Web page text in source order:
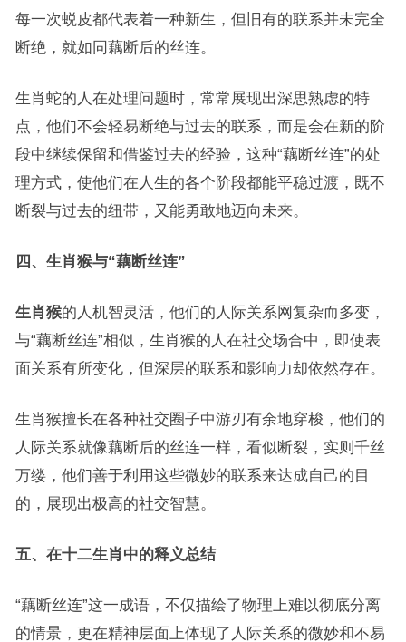
每一次蜕皮都代表着一种新生，但旧有的联系并未完全
断绝，就如同藕断后的丝连。
生肖蛇的人在处理问题时，常常展现出深思熟虑的特
点，他们不会轻易断绝与过去的联系，而是会在新的阶
段中继续保留和借鉴过去的经验，这种“藕断丝连”的处
理方式，使他们在人生的各个阶段都能平稳过渡，既不
断裂与过去的纽带，又能勇敢地迈向未来。
四、生肖猴与“藕断丝连”
生肖猴的人机智灵活，他们的人际关系网复杂而多变，
与“藕断丝连”相似，生肖猴的人在社交场合中，即使表
面关系有所变化，但深层的联系和影响力却依然存在。
生肖猴擅长在各种社交圈子中游刃有余地穿梭，他们的
人际关系就像藕断后的丝连一样，看似断裂，实则千丝
万缕，他们善于利用这些微妙的联系来达成自己的目
的，展现出极高的社交智慧。
五、在十二生肖中的释义总结
“藕断丝连”这一成语，不仅描绘了物理上难以彻底分离
的情景，更在精神层面上体现了人际关系的微妙和不易